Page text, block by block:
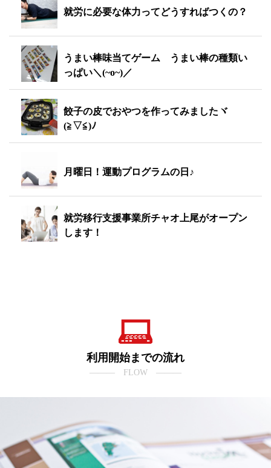
就労に必要な体力ってどうすればつくの？
うまい棒味当てゲーム うまい棒の種類い
っぱい＼(~o~)／
餃子の皮でおやつを作ってみましたヾ
(≧▽≦)ﾉ
月曜日！運動プログラムの日♪
就労移行支援事業所チャオ上尾がオープン
します！
利用開始までの流れ
――― FLOW ―――